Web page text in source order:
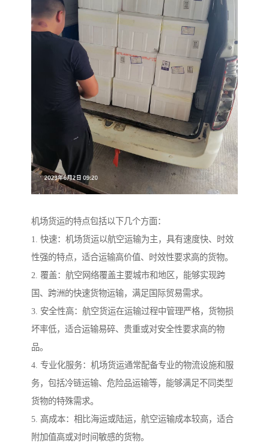
机场货运的特点包括以下几个方面：
1. 快速：机场货运以航空运输为主，具有速度快、时效
性强的特点，适合运输高价值、时效性要求高的货物。
2. 覆盖：航空网络覆盖主要城市和地区，能够实现跨
国、跨洲的快速货物运输，满足国际贸易需求。
3. 安全性高：航空货运在运输过程中管理严格，货物损
坏率低，适合运输易碎、贵重或对安全性要求高的物
品。
4. 专业化服务：机场货运通常配备专业的物流设施和服
务，包括冷链运输、危险品运输等，能够满足不同类型
货物的特殊需求。
5. 高成本：相比海运或陆运，航空运输成本较高，适合
附加值高或对时间敏感的货物。